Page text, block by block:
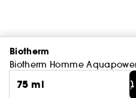
Biotherm
75 ml